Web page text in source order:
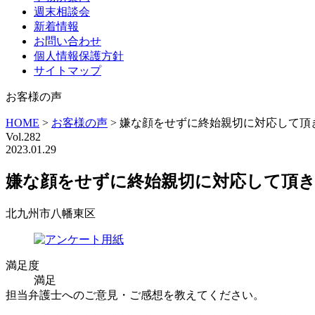
週末相談会
新着情報
お問い合わせ
個人情報保護方針
サイトマップ
お客様の声
HOME > お客様の声 > 嫌な顔をせずに終始親切に対応して頂
Vol.282
2023.01.29
嫌な顔をせずに終始親切に対応して頂き
北九州市八幡東区
満足度
満足
担当弁護士へのご意見・ご感想を教えてください。